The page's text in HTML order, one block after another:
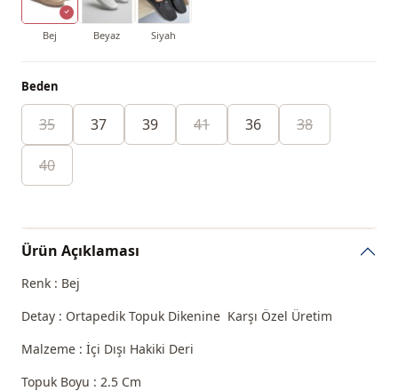
Bej Beyaz Siyah
Beden
35 37 39 41 36 38
40
Ürün Açıklaması
Renk : Bej
Detay : Ortapedik Topuk Dikenine Karşı Özel Üretim
Malzeme : İçi Dışı Hakiki Deri
Topuk Boyu : 2.5 Cm